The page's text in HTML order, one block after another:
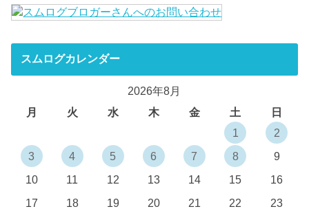
スムログカレンダー
2026年8月
月
火 水 木 金 土
日
1
2
3
4 5 6 7 8
9
10
11 12 13 14 15
16
17
18 19 20 21 22
23